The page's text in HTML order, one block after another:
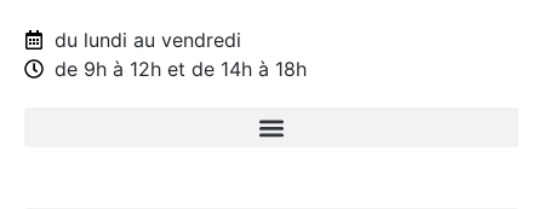
du lundi au vendredi
de 9h à 12h et de 14h à 18h